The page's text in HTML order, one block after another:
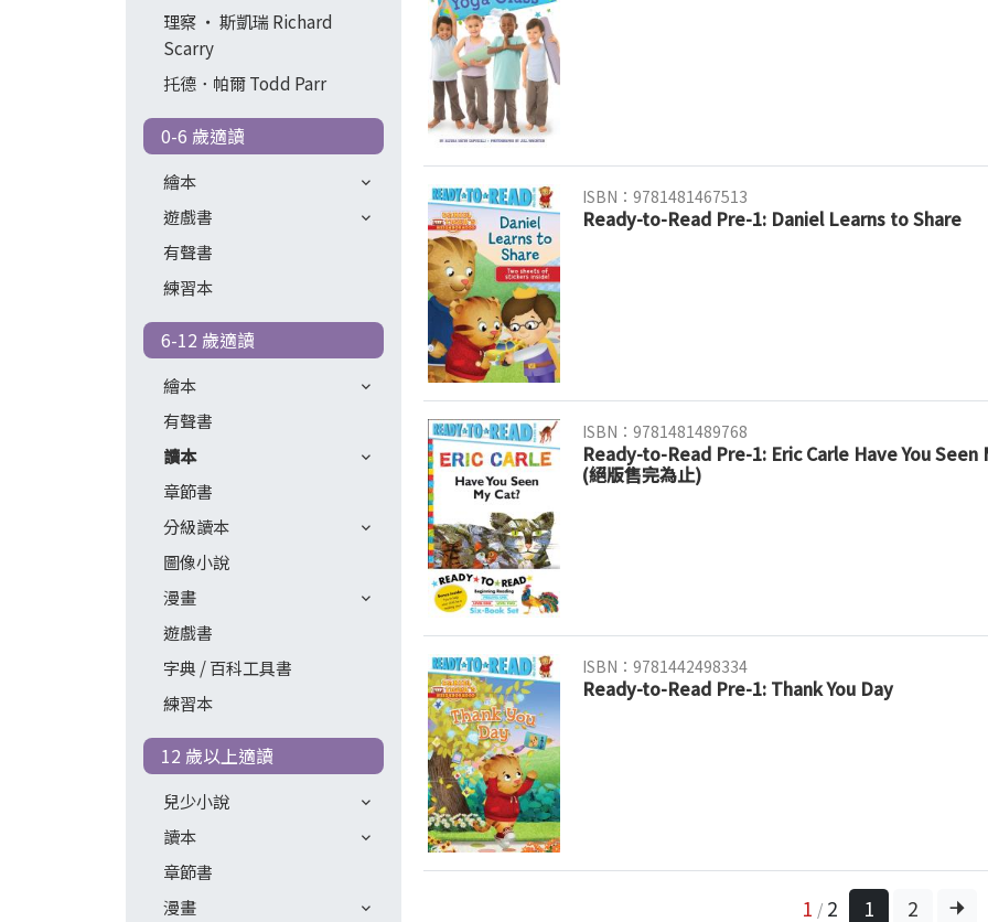
理察 ‧ 斯凱瑞 Richard
Scarry
托德．帕爾 Todd Parr
0-6 歲適讀
繪本
遊戲書
有聲書
練習本
6-12 歲適讀
繪本
有聲書
讀本
章節書
分級讀本
圖像小說
漫畫
遊戲書
字典 / 百科工具書
練習本
12 歲以上適讀
兒少小說
讀本
章節書
漫畫
ISBN：9781481467513
Ready-to-Read Pre-1: Daniel Learns to Share
ISBN：9781481489768
Ready-to-Read Pre-1: Eric Carle Have You Seen
(絕版售完為止)
ISBN：9781442498334
Ready-to-Read Pre-1: Thank You Day
1 / 2 1 2